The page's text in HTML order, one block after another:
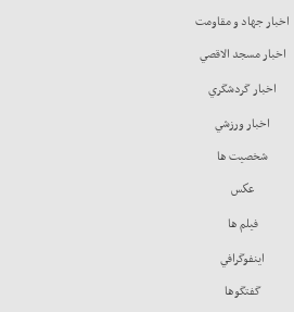
اخبار جهاد و مقاومت
اخبار مسجد الاقصي
اخبار گردشگري
اخبار ورزشي
شخصيت ها
عكس
فيلم ها
اينفوگرافي
گفتگوها